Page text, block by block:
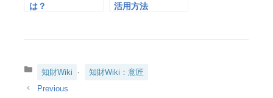
は？
活用方法
カ
ゴ
知財Wiki 知財Wiki：意匠